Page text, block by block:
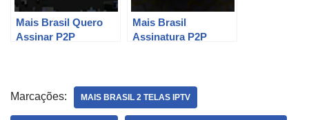
Mais Brasil Quero
Assinar P2P
Mais Brasil
Assinatura P2P
Marcações: MAIS BRASIL 2 TELAS IPTV